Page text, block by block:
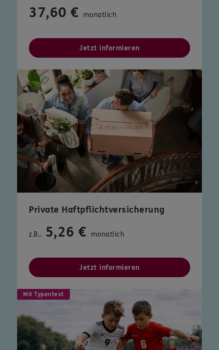
37,60 € monatlich
Jetzt informieren
Private Haftpflichtversicherung
z.B.. 5,26 € monatlich
Jetzt informieren
Mit Typentest